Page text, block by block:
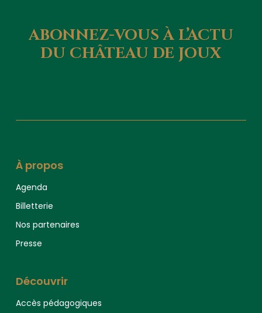
ABONNEZ-VOUS À L’ACTU
DU CHÂTEAU DE JOUX
À propos
Agenda
Billetterie
Nos partenaires
Presse
Découvrir
Accès pédagogiques